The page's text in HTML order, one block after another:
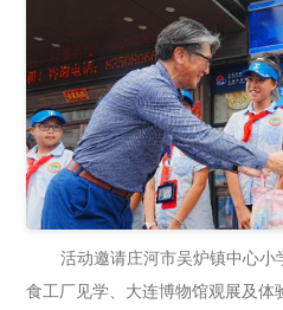
活动邀请庄河市吴炉镇中心
食工厂见学、大连博物馆观展及体